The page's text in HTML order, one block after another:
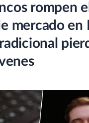
rompen
mercado en